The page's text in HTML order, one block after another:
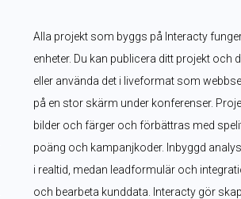
Alla projekt som byggs på Interacty
enheter. Du kan publicera ditt projekt och
eller använda det i liveformat som
på en stor skärm under konferenser.
bilder och färger och förbättras med
poäng och kampanjkoder. Inbyggd
i realtid, medan leadformulär och
och bearbeta kunddata. Interacty gör